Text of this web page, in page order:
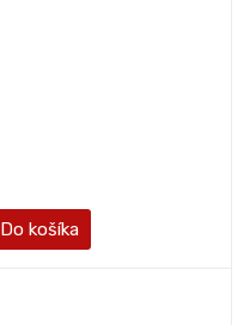
Do košíka